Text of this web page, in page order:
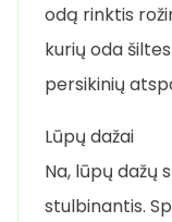
odą rinktis
kurių oda
persikinių
Lūpų dažai
Na, lūpų dažų
stulbinantis.